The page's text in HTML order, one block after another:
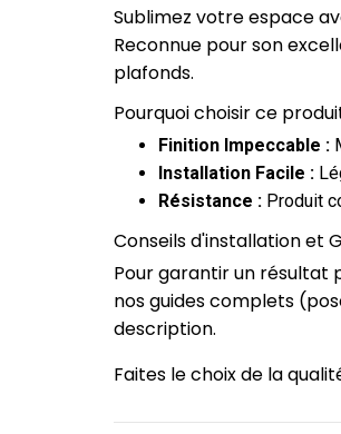
Sublimez votre espace
Reconnue pour son
plafonds.
Pourquoi choisir ce
Finition Impeccable :
Installation Facile :
Résistance : Produit
Conseils d'installation et
Pour garantir un résultat
nos guides complets
description.
Faites le choix de la